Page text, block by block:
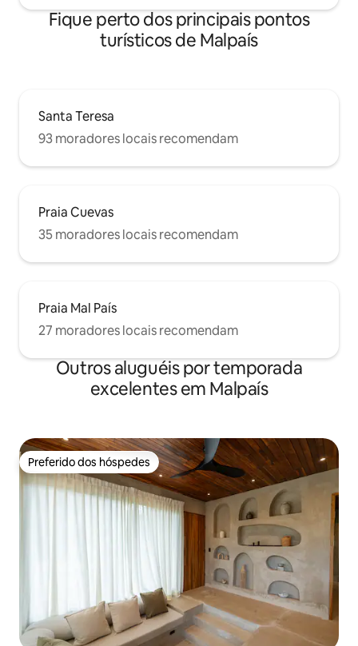
Fique perto dos principais pontos
turísticos de Malpaís
Santa Teresa
93 moradores locais recomendam
Praia Cuevas
35 moradores locais recomendam
Praia Mal País
27 moradores locais recomendam
Outros aluguéis por temporada
excelentes em Malpaís
Preferido dos hóspedes
Preferido dos hóspedes